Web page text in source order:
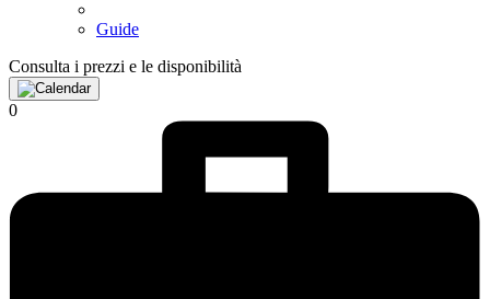
Guide
Consulta i prezzi e le disponibilità
0